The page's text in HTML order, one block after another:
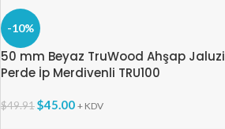
-10%
50 mm Beyaz TruWood Ahşap Jaluzi
Perde İp Merdivenli TRU100
$49.91$45.00 + KDV